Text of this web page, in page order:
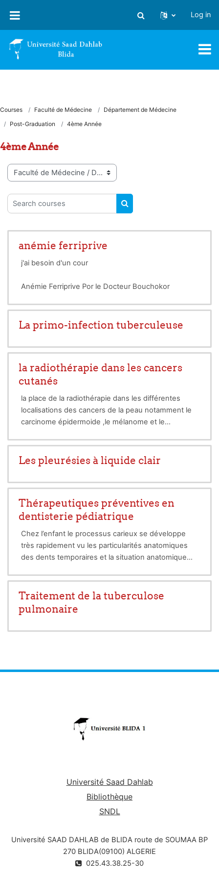
Toggle search input
Log in
Courses Faculté de Médecine
Département de Médecine
Post-Graduation
4ème Année
4ème Année
Course categories
Search courses
SEARCH COURSES
anémie ferriprive
j'ai besoin d'un cour
Anémie Ferriprive Por le Docteur Bouchokor
La primo-infection tuberculeuse
la radiothérapie dans les cancers
cutanés
la place de la radiothérapie dans les différentes
localisations des cancers de la peau notamment le
carcinome épidermoide ,le mélanome et le
Les pleurésies à liquide clair
Thérapeutiques préventives en
dentisterie pédiatrique
Chez l’enfant le processus carieux se développe
très rapidement vu les particularités anatomiques
des dents temporaires et la situation anatomique
Une prise en charge précoce et des
recommandations particulières en matière
d’hygiène buccodentaire, d’alimentation et de
prévention sont nécessaires
Traitement de la tuberculose
pulmonaire
Université Saad Dahlab
Bibliothèque
SNDL
Université SAAD DAHLAB de BLIDA route de SOUMAA BP
270 BLIDA(09100) ALGERIE
025.43.38.25-30